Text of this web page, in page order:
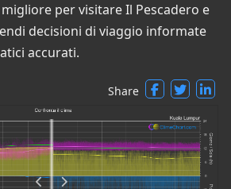
per visitare Il Pescadero e
decisioni di viaggio informate
accurati.
Share